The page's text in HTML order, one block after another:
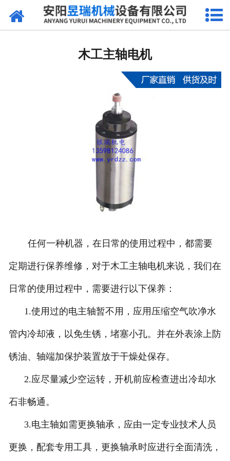
网站首页
厂区环境
木工主轴电机
任何一种机器，在日常的使用过程中，都需要
定期进行保养维修，对于木工主轴电机来说，我们在
日常的使用过程中，需要进行以下保养：
1.使用过的电主轴暂不用，应用压缩空气吹净水
管内冷却液，以免生锈，堵塞小孔。并在外表涂上防
锈油、轴端加保护装置放于干燥处保存。
2.应尽量减少空运转，开机前应检查进出冷却水
石非畅通。
3.电主轴如需更换轴承，应由一定专业技术人员
更换，配套专用工具，更换轴承时应进行全面清洗，